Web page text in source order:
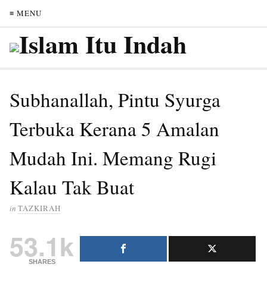
≡ MENU
Subhanallah, Pintu Syurga
Terbuka Kerana 5 Amalan
Mudah Ini. Memang Rugi
Kalau Tak Buat
in TAZKIRAH
53.1k
SHARES